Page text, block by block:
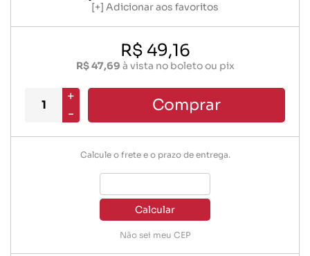
Adicionar aos favoritos
R$ 49,16
R$ 47,69 à vista no boleto ou pix
+
-
Comprar
Calcule o frete e o prazo de entrega.
Calcular
Não sei meu CEP